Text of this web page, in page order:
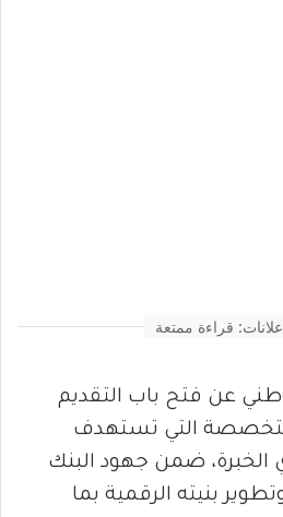
قراءة ممتعة
عن فتح باب التقديم
التي تستهدف
الخبرة، ضمن جهود البنك
بنيته الرقمية بما